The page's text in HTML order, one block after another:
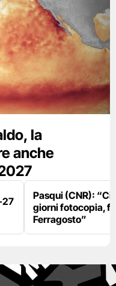
la
anche
27
Pasqui (CNR):
giorni fotocopia,
Ferragosto”